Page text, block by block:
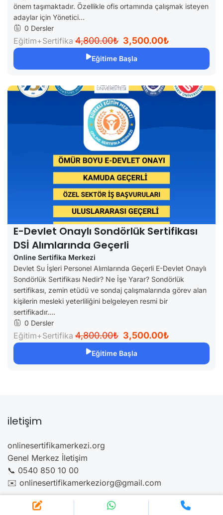
önem taşımaktadır. Özellikle ofis ortamında çalışmak isteyen
adaylar için Yönetici...
0 Dersler
Eğitim+Sertifika 4,800.00₺ 3,500.00₺
Eğitime Başla
E-Devlet Onaylı Sondörlük Sertifikası
DSİ Alımlarında Geçerli
Online Sertifika Merkezi
Devlet Su İşleri Personel Alımlarında Geçerli E-Devlet Onaylı
Sondörlük Sertifikası Nedir? Ne İşe Yarar? Sondörlük
sertifikası, zemin etüdü ve sondaj çalışmalarında görev alan
kişilerin mesleki yeterliliğini belgeleyen resmi bir
sertifikadır....
0 Dersler
Eğitim+Sertifika 4,800.00₺ 3,500.00₺
Eğitime Başla
iletişim
onlinesertifikamerkezi.org
Genel Merkez İletişim
📞 0540 850 10 00
✉️ onlinesertifikamerkeziorg@gmail.com